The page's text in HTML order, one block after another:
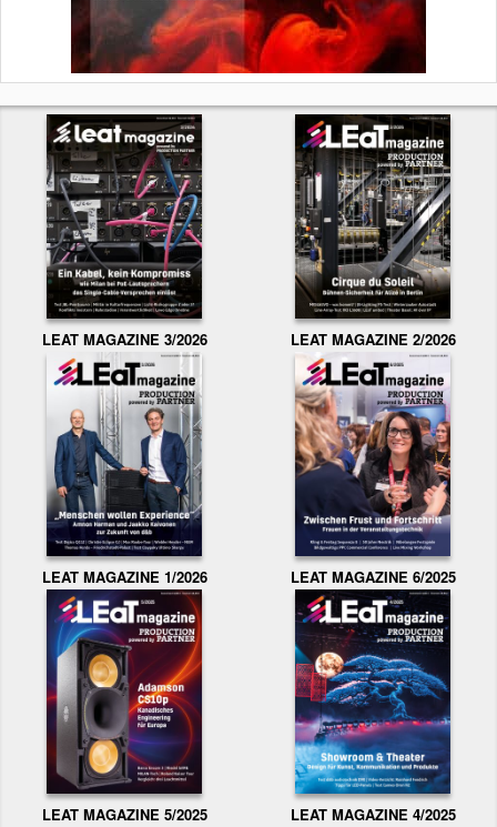
LEAT MAGAZINE 3/2026 LEAT MAGAZINE 2/2026
LEAT MAGAZINE 1/2026 LEAT MAGAZINE 6/2025
LEAT MAGAZINE 5/2025 LEAT MAGAZINE 4/2025